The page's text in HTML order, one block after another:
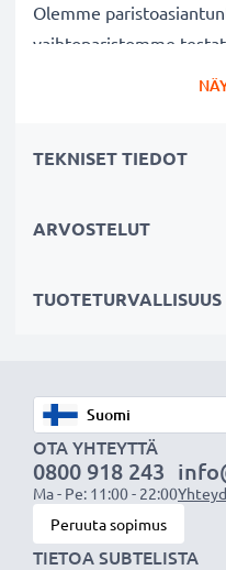
Olemme
vaihtoparistomme
laatuvaatimusten
Paristojen tekniset
Malli:HA13,V13A,PR 13
IEC Nimitys:PR48
Kapasiteetti:
Kappalemäärä:
Olitpa sitten
täydentämässä
TEKNISET TIEDOT
ARVOSTELUT
TUOTETURVALLISUUS
OTA YHTEYTTÄ
0800 918 243
Ma - Pe: 11:00 - 22:00
Peruuta sopimus
TIETOA SUBTELISTA